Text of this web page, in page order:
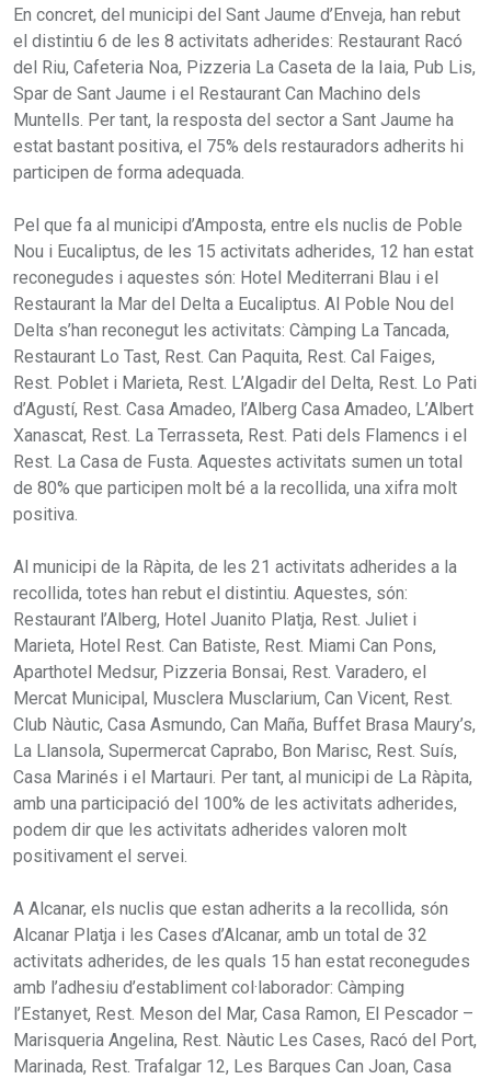
En concret, del municipi del Sant Jaume d’Enveja, han rebut
el distintiu 6 de les 8 activitats adherides: Restaurant Racó
del Riu, Cafeteria Noa, Pizzeria La Caseta de la Iaia, Pub Lis,
Spar de Sant Jaume i el Restaurant Can Machino dels
Muntells. Per tant, la resposta del sector a Sant Jaume ha
estat bastant positiva, el 75% dels restauradors adherits hi
participen de forma adequada.
Pel que fa al municipi d’Amposta, entre els nuclis de Poble
Nou i Eucaliptus, de les 15 activitats adherides, 12 han estat
reconegudes i aquestes són: Hotel Mediterrani Blau i el
Restaurant la Mar del Delta a Eucaliptus. Al Poble Nou del
Delta s’han reconegut les activitats: Càmping La Tancada,
Restaurant Lo Tast, Rest. Can Paquita, Rest. Cal Faiges,
Rest. Poblet i Marieta, Rest. L’Algadir del Delta, Rest. Lo Pati
d’Agustí, Rest. Casa Amadeo, l’Alberg Casa Amadeo, L’Albert
Xanascat, Rest. La Terrasseta, Rest. Pati dels Flamencs i el
Rest. La Casa de Fusta. Aquestes activitats sumen un total
de 80% que participen molt bé a la recollida, una xifra molt
positiva.
Al municipi de la Ràpita, de les 21 activitats adherides a la
recollida, totes han rebut el distintiu. Aquestes, són:
Restaurant l’Alberg, Hotel Juanito Platja, Rest. Juliet i
Marieta, Hotel Rest. Can Batiste, Rest. Miami Can Pons,
Aparthotel Medsur, Pizzeria Bonsai, Rest. Varadero, el
Mercat Municipal, Musclera Musclarium, Can Vicent, Rest.
Club Nàutic, Casa Asmundo, Can Maña, Buffet Brasa Maury’s,
La Llansola, Supermercat Caprabo, Bon Marisc, Rest. Suís,
Casa Marinés i el Martauri. Per tant, al municipi de La Ràpita,
amb una participació del 100% de les activitats adherides,
podem dir que les activitats adherides valoren molt
positivament el servei.
A Alcanar, els nuclis que estan adherits a la recollida, són
Alcanar Platja i les Cases d’Alcanar, amb un total de 32
activitats adherides, de les quals 15 han estat reconegudes
amb l’adhesiu d’establiment col·laborador: Càmping
l’Estanyet, Rest. Meson del Mar, Casa Ramon, El Pescador –
Marisqueria Angelina, Rest. Nàutic Les Cases, Racó del Port,
Marinada, Rest. Trafalgar 12, Les Barques Can Joan, Casa